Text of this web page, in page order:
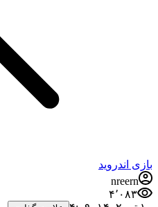
بازی اندروید
nreern
۴٬۰۸۳